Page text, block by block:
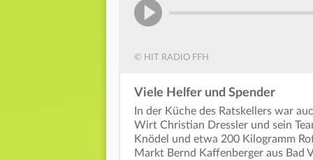
© HIT RADIO FFH
Viele Helfer und Spender
In der Küche des Ratskellers war
Wirt Christian Dressler und sein
Knödel und etwa 200 Kilogramm
Markt Bernd Kaffenberger aus